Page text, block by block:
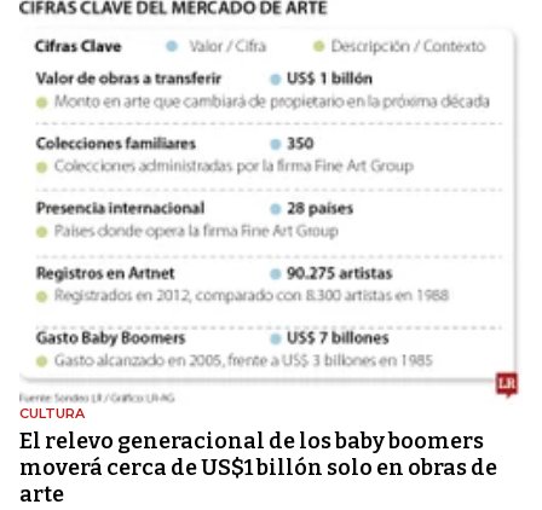
CULTURA
El relevo generacional de los baby boomers
moverá cerca de US$1 billón solo en obras de
arte